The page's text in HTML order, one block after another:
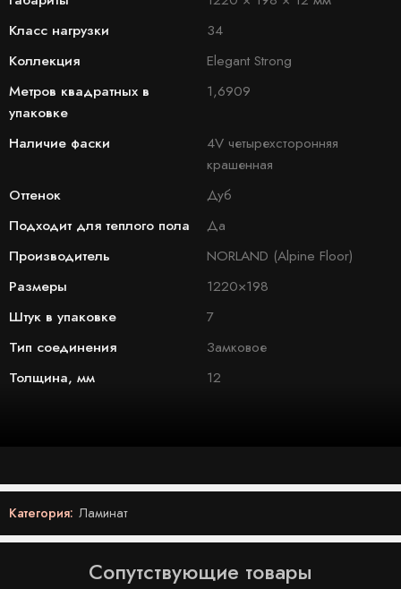
Класс нагрузки
34
Коллекция
Elegant Strong
Метров квадратных в
упаковке
1,6909
Наличие фаски
4V четырехсторонняя
крашенная
Оттенок
Дуб
Подходит для теплого пола
Да
Производитель
NORLAND (Alpine Floor)
Размеры
1220×198
Штук в упаковке
7
Тип соединения
Замковое
Толщина, мм
12
Категория: Ламинат
Сопутствующие товары